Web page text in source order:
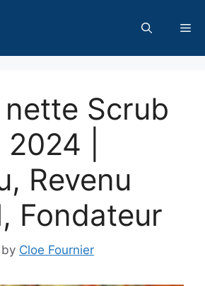
Scrub
|
Revenu
Fondateur
by Cloe Fournier